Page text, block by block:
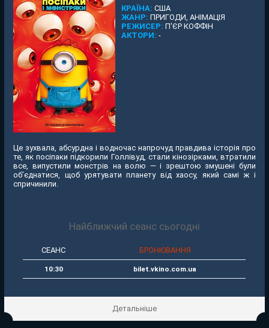
КРАЇНА: США
ЖАНР: ПРИГОДИ, АНІМАЦІЯ
РЕЖИСЕР: П'ЄР КОФФІН
АКТОРИ: -
Це зухвала, абсурдна і водночас напрочуд правдива історія про
те, як посіпаки підкорили Голлівуд, стали кінозірками, втратили
все, випустили монстрів на волю — і зрештою змушені були
об’єднатися, щоб урятувати планету від хаосу, який самі ж і
спричинили.
Найближчий сеанс сьогодні
СЕАНС БРОНЮВАННЯ
10:30 bilet.vkino.com.ua
Детальніше